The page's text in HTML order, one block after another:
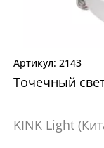
2143
Точечный
KINK Light